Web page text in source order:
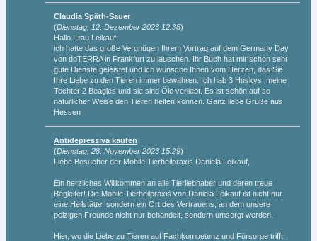
Claudia Späth-Sauer
(Dienstag, 12. Dezember 2023 12:38)
Hallo Frau Leikauf.
ich hatte das große Vergnügen Ihrem Vortrag auf dem Germany Day
von doTERRA in Frankfurt zu lauschen. Ihr Buch hat mir schon sehr
gute Dienste geleistet und ich wünsche Ihnen vom Herzen, das Sie
Ihre Liebe zu den Tieren immer bewahren. Ich hab 3 Huskys, meine
Tochter 2 Beagles und sie sind Öle verliebt. Es ist schön auf so
natürlicher Weise den Tieren helfen können. Ganz liebe Grüße aus
Hessen
Antidepressiva kaufen
(Dienstag, 28. November 2023 15:29)
Liebe Besucher der Mobile Tierheilpraxis Daniela Leikauf,
Ein herzliches Willkommen an alle Tierliebhaber und deren treue
Begleiter! Die Mobile Tierheilpraxis von Daniela Leikauf ist nicht nur
eine Heilstätte, sondern ein Ort des Vertrauens, an dem unsere
pelzigen Freunde nicht nur behandelt, sondern umsorgt werden.
Hier, wo die Liebe zu Tieren auf Fachkompetenz und Fürsorge trifft,